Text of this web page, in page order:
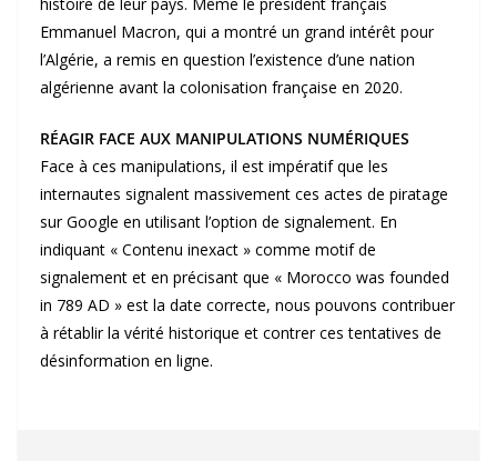
Emmanuel Macron, qui a montré un grand intérêt pour
l’Algérie, a remis en question l’existence d’une nation
algérienne avant la colonisation française en 2020.
RÉAGIR FACE AUX MANIPULATIONS NUMÉRIQUES
Face à ces manipulations, il est impératif que les
internautes signalent massivement ces actes de piratage
sur Google en utilisant l’option de signalement. En
indiquant « Contenu inexact » comme motif de
signalement et en précisant que « Morocco was founded
in 789 AD » est la date correcte, nous pouvons contribuer
à rétablir la vérité historique et contrer ces tentatives de
désinformation en ligne.